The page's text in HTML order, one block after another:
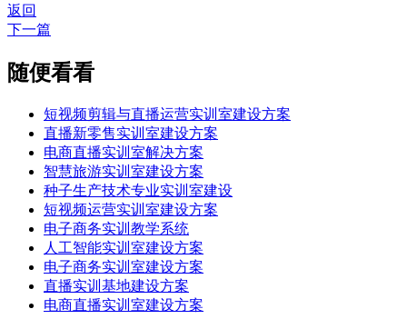
返回
下一篇
随便看看
短视频剪辑与直播运营实训室建设方案
直播新零售实训室建设方案
电商直播实训室解决方案
智慧旅游实训室建设方案
种子生产技术专业实训室建设
短视频运营实训室建设方案
电子商务实训教学系统
人工智能实训室建设方案
电子商务实训室建设方案
直播实训基地建设方案
电商直播实训室建设方案